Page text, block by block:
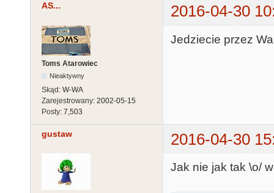
AS... 2016-04-30
Toms Atarowiec
Nieaktywny
Skąd: W-WA
Zarejestrowany: 2002-05-15
Posty: 7,503
Jedziecie przez
gustaw 2016-04-30
Jak nie jak tak \o/